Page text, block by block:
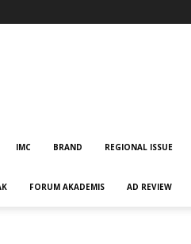
IMC BRAND REGIONAL ISSUE
FORUM AKADEMIS AD REVIEW